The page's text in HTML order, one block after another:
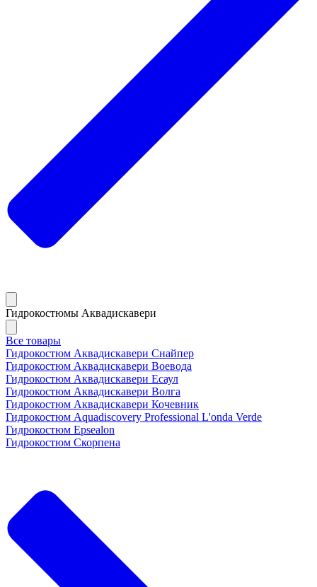
Гидрокостюмы Аквадискавери
Все товары
Гидрокостюм Аквадискавери Снайпер
Гидрокостюм Аквадискавери Воевода
Гидрокостюм Аквадискавери Есаул
Гидрокостюм Аквадискавери Волга
Гидрокостюм Аквадискавери Кочевник
Гидрокостюм Aquadiscovery Professional L'onda Verde
Гидрокостюм Epsealon
Гидрокостюм Скорпена